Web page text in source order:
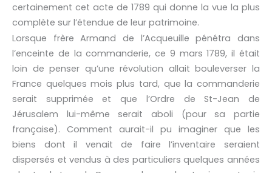
certainement cet acte de 1789 qui donne la vue la plus
complète sur l’étendue de leur patrimoine.
Lorsque frère Armand de l’Acqueuille pénétra dans
l’enceinte de la commanderie, ce 9 mars 1789, il était
loin de penser qu’une révolution allait bouleverser la
France quelques mois plus tard, que la commanderie
serait supprimée et que l’Ordre de St-Jean de
Jérusalem lui-même serait aboli (pour sa partie
française). Comment aurait-il pu imaginer que les
biens dont il venait de faire l’inventaire seraient
dispersés et vendus à des particuliers quelques années